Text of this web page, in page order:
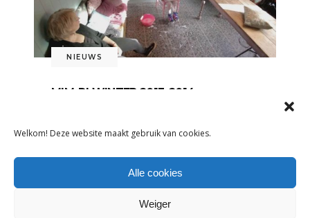
Welkom! Deze website maakt gebruik van cookies.
Alle cookies
Weiger
NIEUWS
MIM-PI WINTER 2013-2014